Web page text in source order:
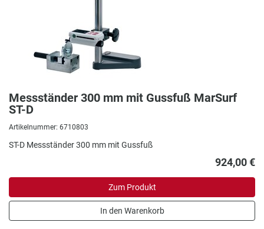
Messständer 300 mm mit Gussfuß MarSurf
ST-D
Artikelnummer: 6710803
ST-D Messständer 300 mm mit Gussfuß
924,00 €
Zum Produkt
In den Warenkorb